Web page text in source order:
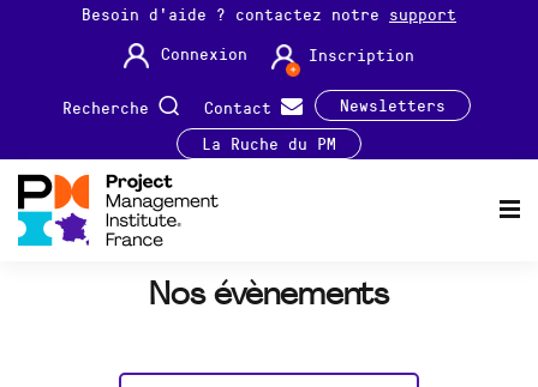
Besoin d'aide ? contactez notre support
Connexion
Inscription
Recherche Contact
Newsletters
La Ruche du PM
Nos évènements